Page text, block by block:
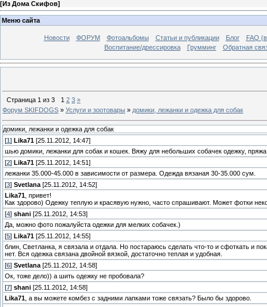
[Из Дома Скифов]
Меню сайта
Новости ФОРУМ Фотоальбомы Статьи и публикации Блог
FAQ
Воспитание/дрессировка
Грумминг Обратная
Страница 1 из 3 1 2 3 »
Форум SKIFDOGS » Услуги и зоотовары » домики, лежанки и одежка для собак
домики, лежанки и одежка для собак
[1] Lika71 [25.11.2012, 14:47]
шью домики, лежанки для собак и кошек. Вяжу для небольших собачек одежку,
[2] Lika71 [25.11.2012, 14:51]
лежанки 35.000-45.000 в зависимости от размера. Одежда вязаная 30-35.000 сум.
[3] Svetlana [25.11.2012, 14:52]
Lika71 , привет!
Как здорово) Одежку теплую и красявую нужно, часто спрашивают. Может фотки
[4] shani [25.11.2012, 14:53]
Да, можно фото пожалуйста одежки для мелких собачек.)
[5] Lika71 [25.11.2012, 14:55]
блин, Светланка, я связала и отдала. Но постараюсь сделать что-то и сфоткать и
нет. Вся одежка связана двойной вязкой, достаточно теплая и удобная.
[6] Svetlana [25.11.2012, 14:58]
Ок, тоже дело)) а шить одежку не пробовала?
[7] shani [25.11.2012, 14:58]
Lika71 , а вы можете комбез с задними лапками тоже связать? Было бы здорово.